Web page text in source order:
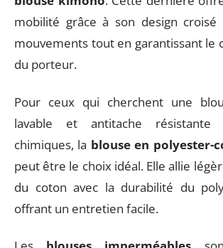
mobilité grâce à son design
mouvements tout en garantissant le
du porteur.
Pour ceux qui cherchent une
lavable et antitache résistante
chimiques, la blouse en polyester-
peut être le choix idéal. Elle allie
du coton avec la durabilité du
offrant un entretien facile.